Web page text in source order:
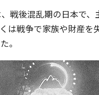
、戦後混乱期の日本で
は戦争で家族や財産
。